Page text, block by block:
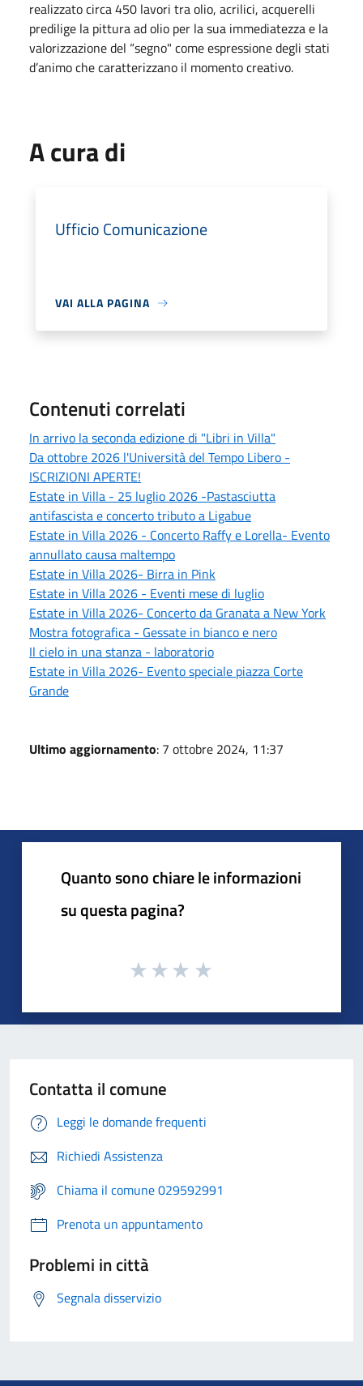
realizzato circa 450 lavori tra olio, acrilici, acquerelli
predilige la pittura ad olio per la sua immediatezza e la
valorizzazione del “segno" come espressione degli stati
d’animo che caratterizzano il momento creativo.
A cura di
Ufficio Comunicazione
VAI ALLA PAGINA
Contenuti correlati
In arrivo la seconda edizione di "Libri in Villa"
Da ottobre 2026 l'Università del Tempo Libero -
ISCRIZIONI APERTE!
Estate in Villa - 25 luglio 2026 -Pastasciutta
antifascista e concerto tributo a Ligabue
Estate in Villa 2026 - Concerto Raffy e Lorella- Evento
annullato causa maltempo
Estate in Villa 2026- Birra in Pink
Estate in Villa 2026 - Eventi mese di luglio
Estate in Villa 2026- Concerto da Granata a New York
Mostra fotografica - Gessate in bianco e nero
Il cielo in una stanza - laboratorio
Estate in Villa 2026- Evento speciale piazza Corte
Grande
Ultimo aggiornamento: 7 ottobre 2024, 11:37
Quanto sono chiare le informazioni
su questa pagina?
Contatta il comune
Leggi le domande frequenti
Richiedi Assistenza
Chiama il comune 029592991
Prenota un appuntamento
Problemi in città
Segnala disservizio